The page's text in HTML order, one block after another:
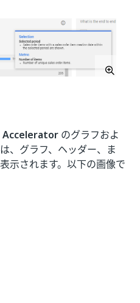
Accelerator のグラフおよ
、グラフ、ヘッダー、ま
示されます。以下の画像で